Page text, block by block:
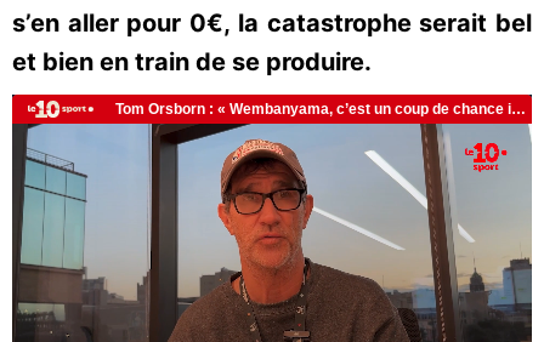
s’en aller pour 0€, la catastrophe serait bel
et bien en train de se produire.